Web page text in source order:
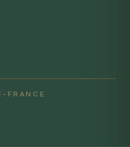
FRANCE